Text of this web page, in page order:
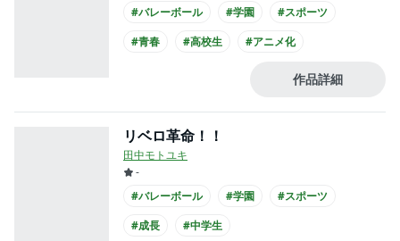
#バレーボール
#学園
#スポーツ
#青春
#高校生 #アニメ化
作品詳細
リベロ革命！！
田中モトユキ
-
#バレーボール
#学園
#スポーツ
#成長
#中学生